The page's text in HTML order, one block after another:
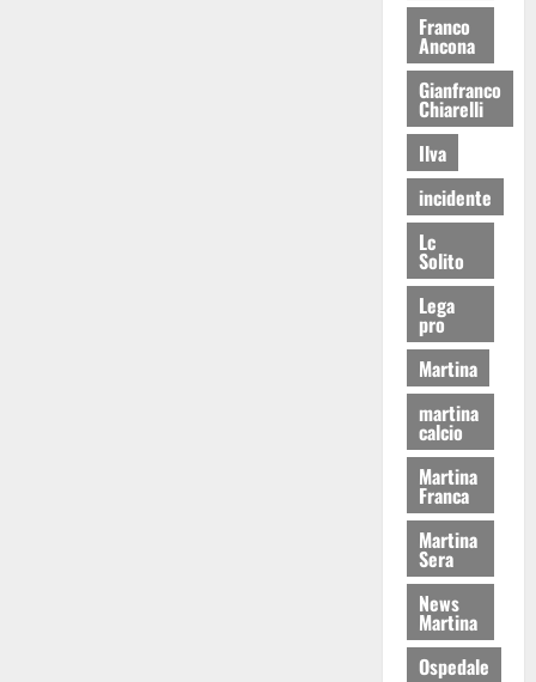
Franco
Ancona
Gianfranco
Chiarelli
Ilva
incidente
Lc
Solito
Lega
pro
Martina
martina
calcio
Martina
Franca
Martina
Sera
News
Martina
Ospedale